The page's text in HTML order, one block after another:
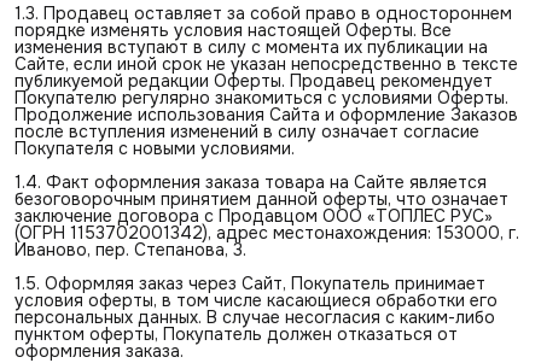
1.3. Продавец оставляет за собой право в одностороннем
порядке изменять условия настоящей Оферты. Все
изменения вступают в силу с момента их публикации на
Сайте, если иной срок не указан непосредственно в тексте
публикуемой редакции Оферты. Продавец рекомендует
Покупателю регулярно знакомиться с условиями Оферты.
Продолжение использования Сайта и оформление Заказов
после вступления изменений в силу означает согласие
Покупателя с новыми условиями.
1.4. Факт оформления заказа товара на Сайте является
безоговорочным принятием данной оферты, что означает
заключение договора с Продавцом ООО «ТОПЛЕС РУС»
(ОГРН 1153702001342), адрес местонахождения: 153000, г.
Иваново, пер. Степанова, 3.
1.5. Оформляя заказ через Сайт, Покупатель принимает
условия оферты, в том числе касающиеся обработки его
персональных данных. В случае несогласия с каким-либо
пунктом оферты, Покупатель должен отказаться от
оформления заказа.